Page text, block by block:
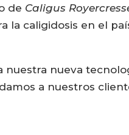
de Caligus
la caligidosis en el
nuestra nueva
a nuestros